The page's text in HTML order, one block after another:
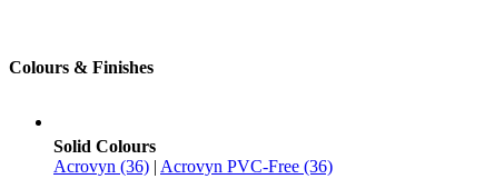
Colours & Finishes
Solid Colours
Acrovyn (36) | Acrovyn PVC-Free (36)